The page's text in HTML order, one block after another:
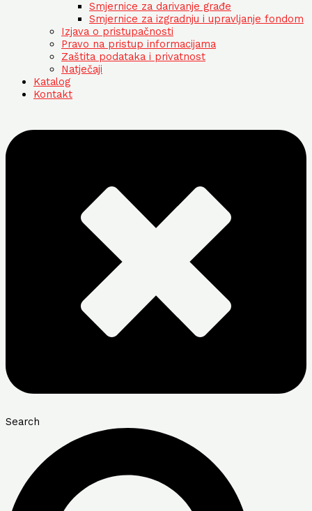
Smjernice za darivanje građe
Smjernice za izgradnju i upravljanje fondom
Izjava o pristupačnosti
Pravo na pristup informacijama
Zaštita podataka i privatnost
Natječaji
Katalog
Kontakt
Search